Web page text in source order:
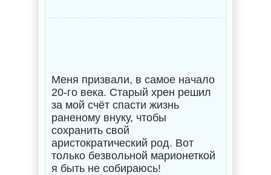
Меня призвали, в самое начало
20-го века. Старый хрен решил
за мой счёт спасти жизнь
раненому внуку, чтобы
сохранить свой
аристократический род. Вот
только безвольной марионеткой
я быть не собираюсь!